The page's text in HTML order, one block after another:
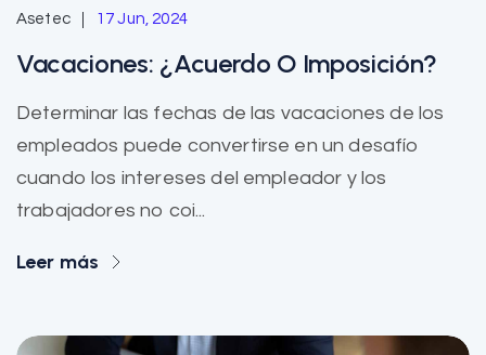
Asetec 17 Jun, 2024
Vacaciones: ¿Acuerdo O Imposición?
Determinar las fechas de las vacaciones de los
empleados puede convertirse en un desafío
cuando los intereses del empleador y los
trabajadores no coi...
Leer más